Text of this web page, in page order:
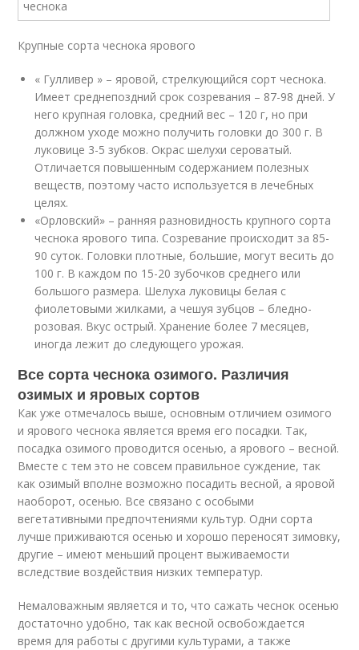
Крупные сорта чеснока ярового
« Гулливер » – яровой, стрелкующийся сорт чеснока.
Имеет среднепоздний срок созревания – 87-98 дней. У
него крупная головка, средний вес – 120 г, но при
должном уходе можно получить головки до 300 г. В
луковице 3-5 зубков. Окрас шелухи сероватый.
Отличается повышенным содержанием полезных
веществ, поэтому часто используется в лечебных
целях.
«Орловский» – ранняя разновидность крупного сорта
чеснока ярового типа. Созревание происходит за 85-
90 суток. Головки плотные, большие, могут весить до
100 г. В каждом по 15-20 зубочков среднего или
большого размера. Шелуха луковицы белая с
фиолетовыми жилками, а чешуя зубцов – бледно-
розовая. Вкус острый. Хранение более 7 месяцев,
иногда лежит до следующего урожая.
Все сорта чеснока озимого. Различия
озимых и яровых сортов
Как уже отмечалось выше, основным отличием озимого
и ярового чеснока является время его посадки. Так,
посадка озимого проводится осенью, а ярового – весной.
Вместе с тем это не совсем правильное суждение, так
как озимый вполне возможно посадить весной, а яровой
наоборот, осенью. Все связано с особыми
вегетативными предпочтениями культур. Одни сорта
лучше приживаются осенью и хорошо переносят зимовку,
другие – имеют меньший процент выживаемости
вследствие воздействия низких температур.
Немаловажным является и то, что сажать чеснок осенью
достаточно удобно, так как весной освобождается
время для работы с другими культурами, а также